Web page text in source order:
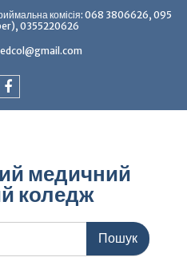
комісія: 068 3806626, 095
0355220626
медичний
коледж